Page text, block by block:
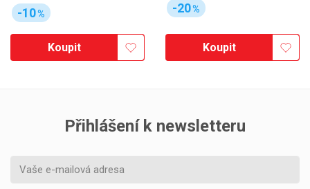
-10%
Koupit
-20%
Koupit
Přihlášení k newsletteru